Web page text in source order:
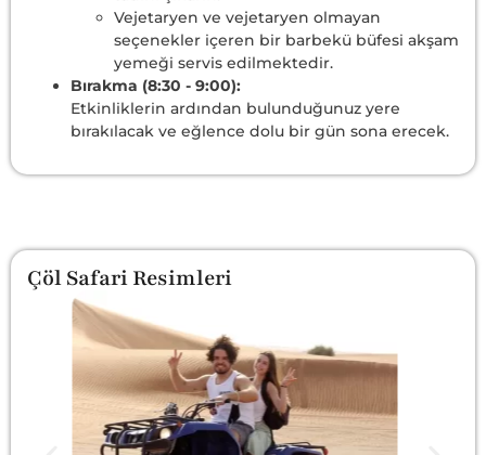
Vejetaryen ve vejetaryen olmayan
seçenekler içeren bir barbekü büfesi akşam
yemeği servis edilmektedir.
Bırakma (8:30 - 9:00):
Etkinliklerin ardından bulunduğunuz yere
bırakılacak ve eğlence dolu bir gün sona erecek.
Çöl Safari Resimleri